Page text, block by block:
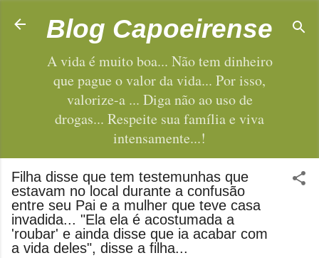
Pular para o conteúdo principal
Blog Capoeirense
A vida é muito boa... Não tem dinheiro
que pague o valor da vida... Por isso,
valorize-a ... Diga não ao uso de
drogas... Respeite sua família e viva
intensamente...!
Filha disse que tem testemunhas que
estavam no local durante a confusão
entre seu Pai e a mulher que teve casa
invadida... "Ela ela é acostumada a
'roubar' e ainda disse que ia acabar com
a vida deles", disse a filha...